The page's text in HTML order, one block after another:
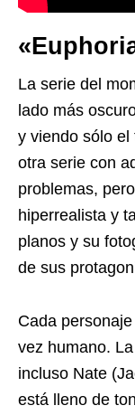
La serie del
lado más
y viendo sólo
otra serie con
problemas, pero
hiperrealista y
planos y su
de sus
Cada
vez humano.
incluso Nate
está lleno de